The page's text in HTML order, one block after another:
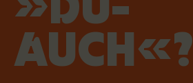
AUCH«?